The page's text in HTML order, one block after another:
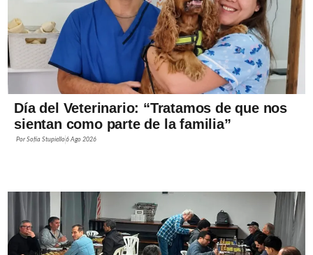
Día del Veterinario: “Tratamos de que nos
sientan como parte de la familia”
PorSofía Stupiello6 Ago 2026